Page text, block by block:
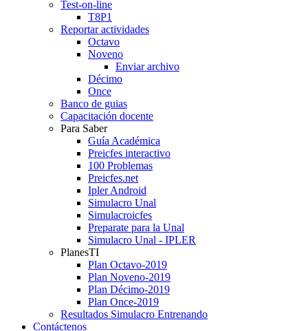
Test-on-line
T8P1
Reportar actividades
Octavo
Noveno
Enviar archivo
Décimo
Once
Banco de guias
Capacitación docente
Para Saber
Guía Académica
Preicfes interactivo
100 Problemas
Preicfes.net
Ipler Android
Simulacro Unal
Simulacroicfes
Preparate para la Unal
Simulacro Unal - IPLER
PlanesTI
Plan Octavo-2019
Plan Noveno-2019
Plan Décimo-2019
Plan Once-2019
Resultados Simulacro Entrenando
Contáctenos